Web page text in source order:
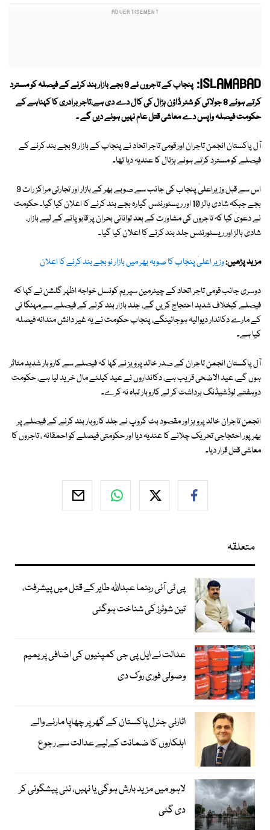
ISLAMABAD:
پنجاب کے تاجروں نے 9 بجے بازار بند کرنے کے فیصلہ کو مسترد
کرتے ہوئے 8 جولائی کو شٹر ڈاؤن ہڑال کی کال دے دی ہے،تاجر برادری کا کہناہے کے
حکومت فیصلہ واپس دے معاشی قتل عام نہیں ہونے دیں گے ۔
آل پاکستان انجمن تاجران اور قومی تاجر اتحاد نے پنجاب کے بازار 9 بجے بند کرنے کے
فیصلے کو مسترد کرتے ہوئے ہڑتال کا عندیہ دیا تھا۔
اس سے قبل وزیراعلیٰ پنجاب کی جانب سے صوبے بھر کے بازار اور تجارتی مراکز رات 9
بجے جبکہ شادی ہالز 10 اور ریسٹورنٹس گیارہ بجے بند کرنے کا اعلان کیا گیا۔ حکومت
نے دعویٰ کیا کہ تاجروں کی مشاورت کے بعد توانائی بحران پر قابو پانے کے لیے بازار،
شادی ہالز اور ریسٹورنٹس جلد بند کرنے کا اعلان کیا گیا۔
مزید پڑھیں:وزیر اعلیٰ پنجاب کا صوبہ بھر میں بازار نو بجے بند کرنے کا اعلان
دوسری جانب قومی تاجر اتحاد کے چیئرمین سپریم کونسل خواجہ اظہر گلشن نے کہا کہ
فیصلے کیخلاف شدید احتجاج کریں گے، جلد بازار بند کرنے کے فیصلے سےمہنگا ئی
کے مارے دکاندار دیوالیہ ہوجائینگے، پنجاب حکومت نے یہ غیر دانش مندانہ فیصلہ
کیا ہے۔
آل پاکستان انجمن تاجران کے صدر خالد پرویز نے کہا کہ فیصلے سے کاروبار شدید متاثر
ہوں گے، عید الاضحی قریب ہے، دکانداروں نے عید کیلئے مال خرید لیا ہے، حکومت
دوہفتے لوڈشیڈنگ برداشت کر لے کاروبار تباہ نہ کرے۔
انجمن تاجران خالد پرویز اور مقصود بٹ گروپ نے جلد کاروبار بند کرنے کے فیصلے پر
بھرپور احتجاجی تحریک چلانے کا عندیہ دیا اور حکومتی فیصلے کو احمقانہ ، تاجروں کا
معاشی قتل قرار دیا۔
متعلقہ
پی ٹی آئی رہنما عبداللہ طایر کے قتل میں پیشرفت،
تین شوٹرز کی شناخت ہوگئی
عدالت نے ایل پی جی کمپنیوں کی اضافی پریمیم
وصولی فوری روک دی
اٹارنی جنرل پاکستان کے گھر پر چھاپا مارنے والے
اہلکاروں کا ضمانت کےلیے عدالت سے رجوع
لاہور میں مزید بارش ہوگی یا نہیں، نئی پیشگوئی کر
دی گئی